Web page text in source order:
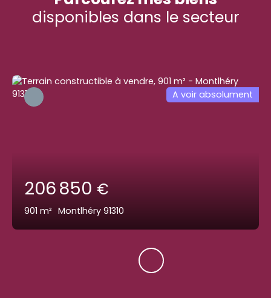
disponibles dans le secteur
206 850 €
901 m² Montlhéry 91310
A voir absolument